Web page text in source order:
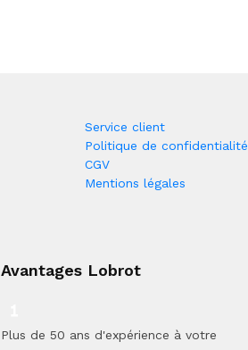
Service client
Politique de confidentialité
CGV
Mentions légales
Avantages Lobrot
Plus de 50 ans d'expérience à votre